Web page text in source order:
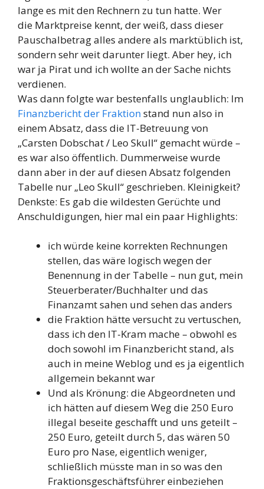
lange es mit den Rechnern zu tun hatte. Wer
die Marktpreise kennt, der weiß, dass dieser
Pauschalbetrag alles andere als marktüblich ist,
sondern sehr weit darunter liegt. Aber hey, ich
war ja Pirat und ich wollte an der Sache nichts
verdienen.
Was dann folgte war bestenfalls unglaublich: Im
Finanzbericht der Fraktionstand nun also in
einem Absatz, dass die IT-Betreuung von
„Carsten Dobschat / Leo Skull“ gemacht würde –
es war also öffentlich. Dummerweise wurde
dann aber in der auf diesen Absatz folgenden
Tabelle nur „Leo Skull“ geschrieben. Kleinigkeit?
Denkste: Es gab die wildesten Gerüchte und
Anschuldigungen, hier mal ein paar Highlights:
ich würde keine korrekten Rechnungen
stellen, das wäre logisch wegen der
Benennung in der Tabelle – nun gut, mein
Steuerberater/Buchhalter und das
Finanzamt sahen und sehen das anders
die Fraktion hätte versucht zu vertuschen,
dass ich den IT-Kram mache – obwohl es
doch sowohl im Finanzbericht stand, als
auch in meine Weblog und es ja eigentlich
allgemein bekannt war
Und als Krönung: die Abgeordneten und
ich hätten auf diesem Weg die 250 Euro
illegal beseite geschafft und uns geteilt –
250 Euro, geteilt durch 5, das wären 50
Euro pro Nase, eigentlich weniger,
schließlich müsste man in so was den
Fraktionsgeschäftsführer einbeziehen